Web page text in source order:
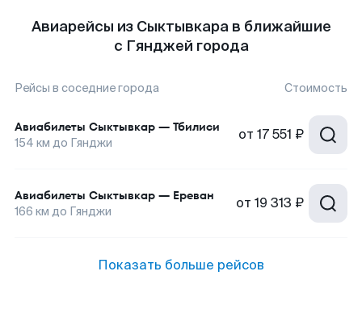
Авиарейсы из Сыктывкара в ближайшие
с Гянджей города
Рейсы в соседние города Стоимость
Авиабилеты Сыктывкар — Тбилиси
154 км до Гянджи от 17 551 ₽
Авиабилеты Сыктывкар — Ереван
166 км до Гянджи от 19 313 ₽
Показать больше рейсов